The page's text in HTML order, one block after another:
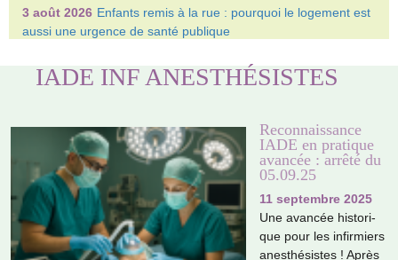
3 août 2026 Enfants remis à la rue : pourquoi le logement est
aussi une urgence de santé publique
IADE INF ANESTHÉSISTES
Reconnaissance
IADE en pratique
avancée : arrêté du
05.09.25
11 septembre 2025
Une avan­cée his­to­ri­
que pour les infir­miers
anes­thé­sis­tes ! Après